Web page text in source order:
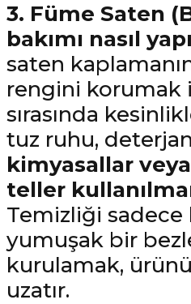
3. Füme Saten
bakımı nasıl
saten
rengini korumak
sırasında
tuz ruhu,
kimyasallar veya
teller
Temizliği
yumuşak bir
kurulamak,
uzatır.